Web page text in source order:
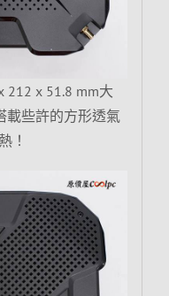
212 x 51.8 mm大
載些許的方形透氣
！